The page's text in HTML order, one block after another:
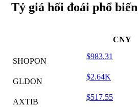
Tỷ giá hối đoái phổ biến
CNY
SHOPON
$983.31
GLDON
$2.64K
AXTIB
$517.55